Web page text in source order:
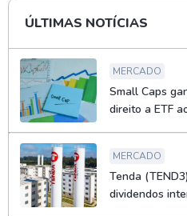
ÚLTIMAS NOTÍCIAS
MERCADO
Small Caps
direito a ETF
MERCADO
Tenda
dividendos